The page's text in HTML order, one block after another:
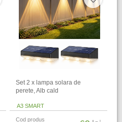
Set 2 x lampa solara de
perete, Alb cald
A3 SMART
Cod produs